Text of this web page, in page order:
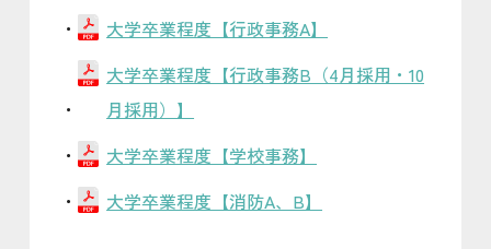
大学卒業程度【行政事務A】
大学卒業程度【行政事務B（4月採用・10
月採用）】
大学卒業程度【学校事務】
大学卒業程度【消防A、B】